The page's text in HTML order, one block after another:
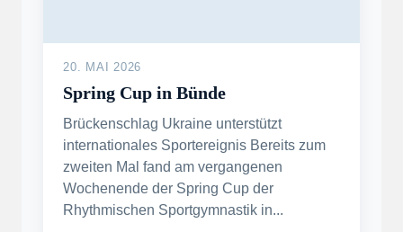
20. MAI 2026
Spring Cup in Bünde
Brückenschlag Ukraine unterstützt
internationales Sportereignis Bereits zum
zweiten Mal fand am vergangenen
Wochenende der Spring Cup der
Rhythmischen Sportgymnastik in...